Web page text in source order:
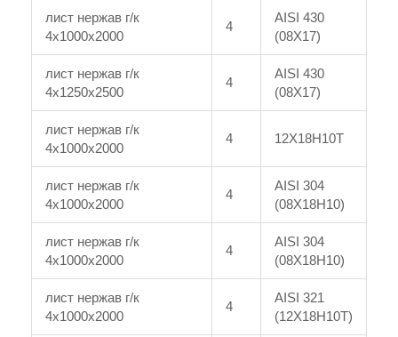
лист нержав г/к
4x1000x2000
4
AISI 430
(08Х17)
лист нержав г/к
4x1250x2500
4
AISI 430
(08Х17)
лист нержав г/к
4x1000x2000
4 12Х18Н10Т
лист нержав г/к
4x1000x2000
4
AISI 304
(08Х18Н10)
лист нержав г/к
4x1000x2000
4
AISI 304
(08Х18Н10)
лист нержав г/к
4x1000x2000
4
AISI 321
(12Х18Н10Т)